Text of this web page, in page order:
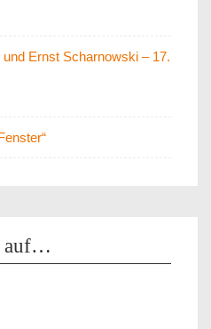
und Ernst Scharnowski – 17.
auf…